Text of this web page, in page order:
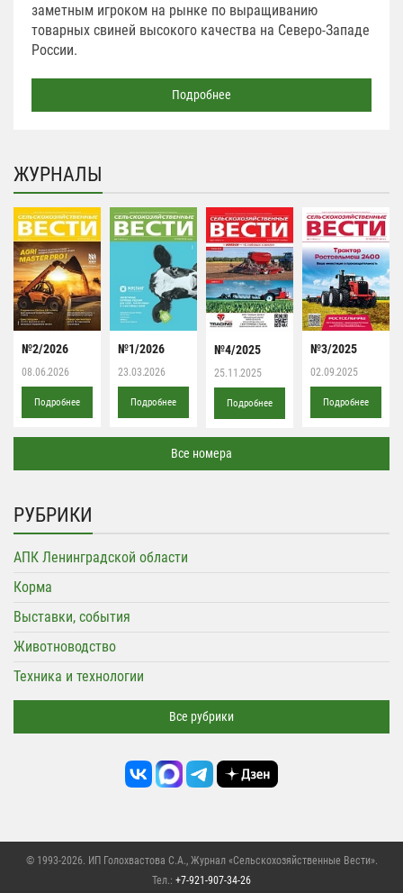
заметным игроком на рынке по выращиванию
товарных свиней высокого качества на Северо-Западе
России.
Подробнее
ЖУРНАЛЫ
№2/2026
08.06.2026
Подробнее
№1/2026
23.03.2026
Подробнее
№4/2025
25.11.2025
Подробнее
№3/2025
02.09.2025
Подробнее
Все номера
РУБРИКИ
АПК Ленинградской области
Корма
Выставки, события
Животноводство
Техника и технологии
Все рубрики
© 1993-2026. ИП Голохвастова С.А., Журнал «Сельскохозяйственные Вести».
Тел.: +7-921-907-34-26